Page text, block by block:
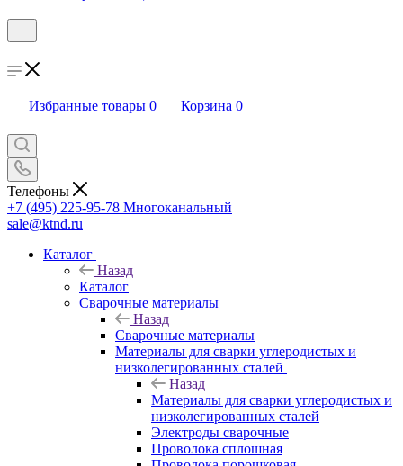
Избранные товары 0 Корзина 0
Телефоны
+7 (495) 225-95-78 Многоканальный
sale@ktnd.ru
Каталог
Назад
Каталог
Сварочные материалы
Назад
Сварочные материалы
Материалы для сварки углеродистых и
низколегированных сталей
Назад
Материалы для сварки углеродистых и
низколегированных сталей
Электроды сварочные
Проволока сплошная